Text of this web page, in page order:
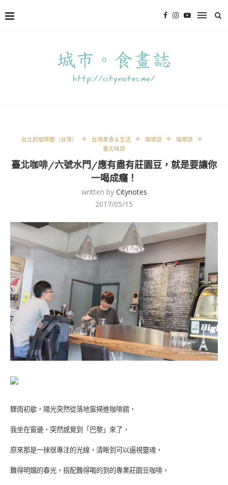
台北的咖啡館（台灣） 台灣美食＆生活 咖啡誌
咖啡誌
臺北味誌
臺北咖啡/六號水門/應有盡有莊園豆，就是要讓你
一喝成癮！
written by Citynotes
2017/05/15
驟雨初歇，陽光突然從落地窗掃進咖啡館，
我坐在窗邊，突然感覺到「巴黎」來了，
原來那是一抹很專注的光線，清晰到可以逼視靈魂，
難得明媚的春光，搭配難得喝的到的專業莊園豆咖啡，